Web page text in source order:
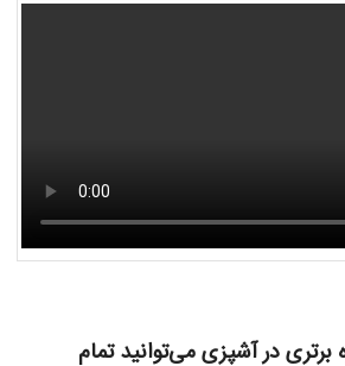
در آشپزی می‌توانید تمام